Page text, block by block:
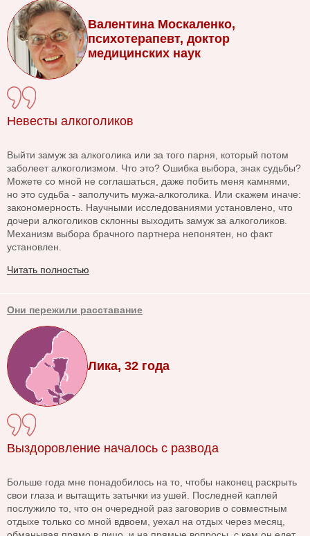
Валентина Москаленко,
психотерапевт, доктор
медицинских наук
Невесты алкоголиков
Выйти замуж за алкоголика или за того парня, который потом
заболеет алкоголизмом. Что это? Ошибка выбора, знак судьбы?
Можете со мной не соглашаться, даже побить меня камнями,
но это судьба - заполучить мужа-алкоголика. Или скажем иначе:
закономерность. Научными исследованиями установлено, что
дочери алкоголиков склонны выходить замуж за алкоголиков.
Механизм выбора брачного партнера непонятен, но факт
установлен.
Читать полностью
Они пережили расставание
Лика, 32 года
Выздоровление началось с развода
Больше года мне понадобилось на то, чтобы наконец раскрыть
свои глаза и вытащить затычки из ушей. Последней каплей
послужило то, что он очередной раз заговорив о совместным
отдыхе только со мной вдвоем, уехал на отдых через месяц,